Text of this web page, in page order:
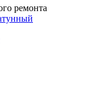
ремонта